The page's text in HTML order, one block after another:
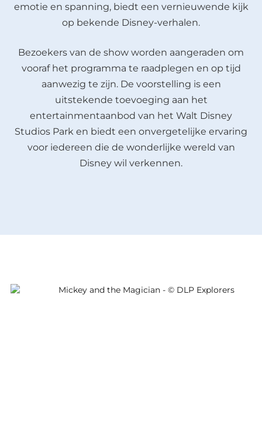
emotie en spanning, biedt een vernieuwende kijk
op bekende Disney-verhalen.
Bezoekers van de show worden aangeraden om
vooraf het programma te raadplegen en op tijd
aanwezig te zijn. De voorstelling is een
uitstekende toevoeging aan het
entertainmentaanbod van het Walt Disney
Studios Park en biedt een onvergetelijke ervaring
voor iedereen die de wonderlijke wereld van
Disney wil verkennen.